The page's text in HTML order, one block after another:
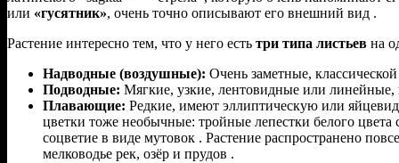
или «гусятник», очень точно описывают его внешний вид .
Растение интересно тем, что у него есть три типа листьев на
Надводные (воздушные): Очень заметные,
Подводные: Мягкие, узкие, лентовидные или линейные,
Плавающие: Редкие, имеют эллиптическую или
цветки тоже необычные: тройные лепестки белого цвета
соцветие в виде мутовок . Растение распространено
мелководье рек, озёр и прудов .